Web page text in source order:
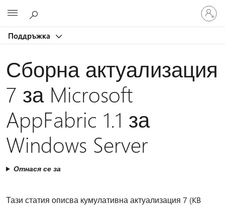
Поддръжка
Влезте
във
вашия
Сборна актуализация
7 за Microsoft
AppFabric 1.1 за
Windows Server
Отнася се за
Тази статия описва кумулативна актуализация 7 (KB